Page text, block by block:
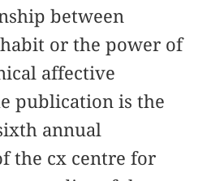
between
or the power of
affective
publication is the
annual
the cx centre for